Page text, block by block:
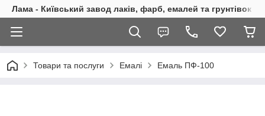
Лама - Київський завод лаків, фарб, емалей та грунтівок
Товари та послуги Емалі Емаль ПФ-100